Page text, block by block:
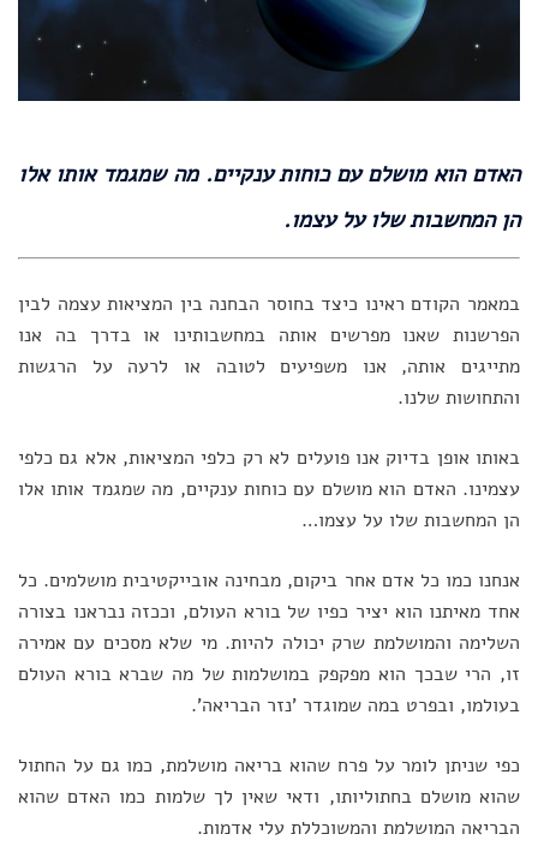
האדם הוא מושלם עם כוחות ענקיים. מה שמגמד אותו אלו
הן המחשבות שלו על עצמו.
במאמר הקודם ראינו כיצד בחוסר הבחנה בין המציאות עצמה לבין
הפרשנות שאנו מפרשים אותה במחשבותינו או בדרך בה אנו
מתייגים אותה, אנו משפיעים לטובה או לרעה על הרגשות
והתחושות שלנו.
באותו אופן בדיוק אנו פועלים לא רק כלפי המציאות, אלא גם כלפי
עצמינו. האדם הוא מושלם עם כוחות ענקיים, מה שמגמד אותו אלו
הן המחשבות שלו על עצמו…
אנחנו כמו כל אדם אחר ביקום, מבחינה אובייקטיבית מושלמים. כל
אחד מאיתנו הוא יציר כפיו של בורא העולם, וככזה נבראנו בצורה
השלימה והמושלמת שרק יכולה להיות. מי שלא מסכים עם אמירה
זו, הרי שבכך הוא מפקפק במושלמות של מה שברא בורא העולם
בעולמו, ובפרט במה שמוגדר 'נזר הבריאה'.
כפי שניתן לומר על פרח שהוא בריאה מושלמת, כמו גם על החתול
שהוא מושלם בחתוליותו, ודאי שאין לך שלמות כמו האדם שהוא
הבריאה המושלמת והמשוכללת עלי אדמות.